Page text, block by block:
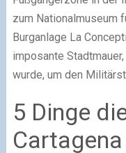
zum Nationalmuseum
Burganlage La
imposante
wurde, um den
5 Dinge